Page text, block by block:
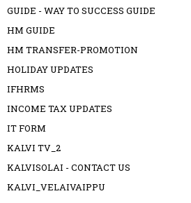
GUIDE - WAY TO SUCCESS GUIDE
HM GUIDE
HM TRANSFER-PROMOTION
HOLIDAY UPDATES
IFHRMS
INCOME TAX UPDATES
IT FORM
KALVI TV_2
KALVISOLAI - CONTACT US
KALVI_VELAIVAIPPU